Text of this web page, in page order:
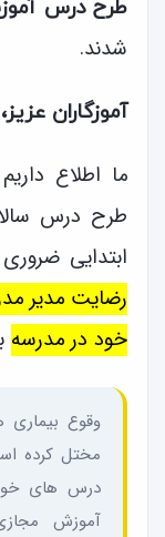
طرح درس
شدند.
آموزگاران عزیز،
ما اطلاع
طرح درس
ابتدایی
رضایت مدیر
خود در مدرسه
وقوع بیماری
مختل کرده‌
درس های خود
آموزش